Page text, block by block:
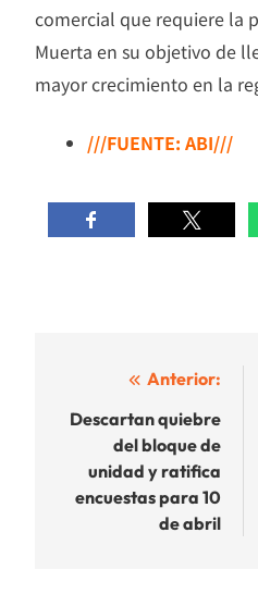
comercial que requiere la
Muerta en su objetivo de
mayor crecimiento en la
///FUENTE: ABI///
Navegación
de
entradas
Anterior:
Descartan quiebre
del bloque de
unidad y ratifica
encuestas para 10
de abril